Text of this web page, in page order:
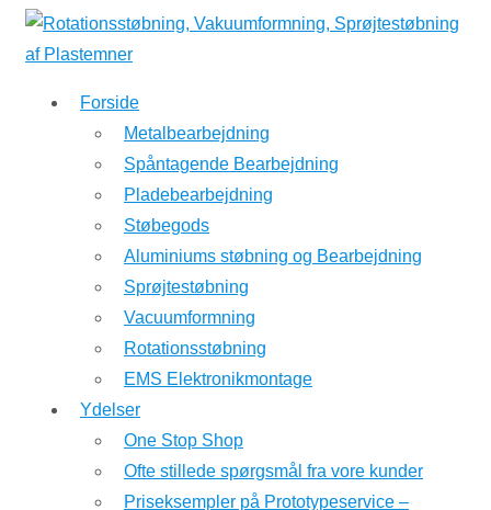
↓
Hop
hovedindhold
Forside
Metalbearbejdning
Spåntagende Bearbejdning
Pladebearbejdning
Støbegods
Aluminiums støbning og Bearbejdning
Sprøjtestøbning
Vacuumformning
Rotationsstøbning
EMS Elektronikmontage
Ydelser
One Stop Shop
Ofte stillede spørgsmål fra vore kunder
Priseksempler på Prototypeservice –